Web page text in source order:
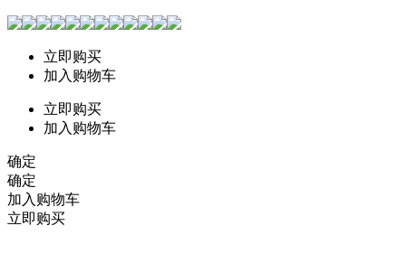
立即购买
加入购物车
立即购买
加入购物车
确定
确定
加入购物车
立即购买